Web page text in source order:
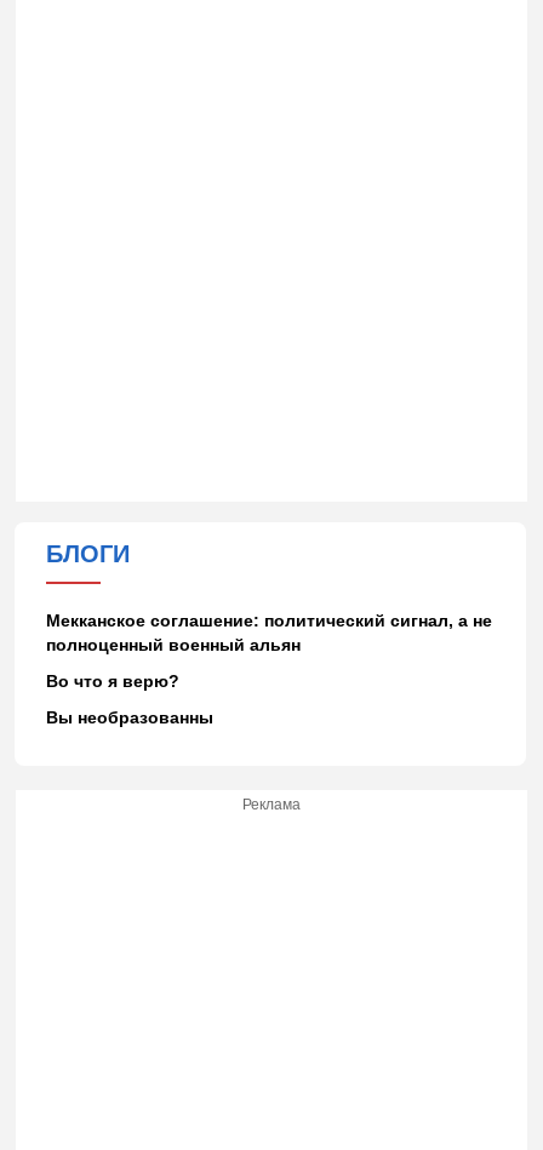
БЛОГИ
Мекканское соглашение: политический сигнал, а не
полноценный военный альян
Во что я верю?
Вы необразованны
Реклама